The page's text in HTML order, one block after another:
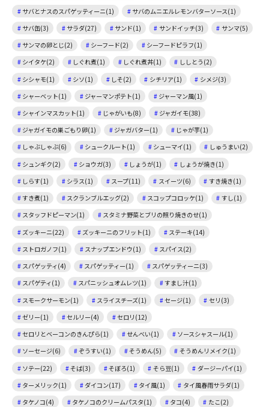
サバとナスのスパゲッティーニ(1)
サバのムニエルレモンバターソース(1)
サバ缶(3)
サラダ(27) サンド(1) サンドイッチ(3)
サンマ(5)
サンマの卵とじ(2)
シーフード(2)
シーフードピラフ(1)
シイタケ(2)
しぐれ煮(1) しぐれ煮丼(1)
ししとう(2)
シシャモ(1)
シソ(1) しそ(2) シチリア(1)
シメジ(3)
シャーベット(1)
ジャーマンポテト(1)
ジャーマン風(1)
シャインマスカット(1)
じゃがいも(8)
ジャガイモ(38)
ジャガイモの巣ごもり卵(1)
ジャガバター(1)
じゃが芋(1)
しゃぶしゃぶ(6)
シュークルート(1) シューマイ(1)
しゅうまい(2)
シュンギク(2)
ショウガ(3) しょうが(1)
しょうが焼き(1)
しらす(1)
シラス(1) スープ(11) スイーツ(6)
すき焼き(1)
すき煮(1)
スクランブルエッグ(2) スコップコロッケ(1)
すし(1)
スタッフドピーマン(1)
スタミナ野菜とブリの照り焼きのせ(1)
ズッキーニ(22)
ズッキーニのフリット(1)
ステーキ(14)
ストロガノフ(1)
スナップエンドウ(1)
スパイス(2)
スパゲッティ(4)
スパゲッティー(1)
スパゲッティーニ(3)
スパゲティ(1)
スパニッシュオムレツ(1)
すまし汁(1)
スモークサーモン(1)
スライスチーズ(1) セージ(1)
セリ(3)
ゼリー(1)
セルリー(4)
セロリ(12)
セロリとベーコンのきんぴら(1)
せんべい(1)
ソースシャスール(1)
ソーセージ(6)
ぞうすい(1) そうめん(5)
そうめんリメイク(1)
ソテー(22)
そば(3) そぼろ(1) そら豆(1)
ダージーパイ(1)
ターメリック(1)
ダイコン(17) タイ風(1)
タイ風春雨サラダ(1)
タケノコ(4)
タケノコのクリームパスタ(1) タコ(4)
たこ(2)